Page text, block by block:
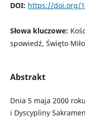
DOI: https://doi.org/
Słowa kluczowe:
spowiedź, Święto
Abstrakt
Dnia 5 maja 2000
i Dyscypliny